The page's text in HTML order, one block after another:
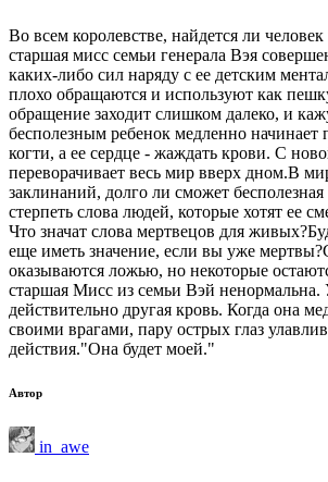
Во всем королевстве, найдется ли
старшая мисс семьи генерала Вэя
каких-либо сил наряду с ее детским
плохо обращаются и используют как
обращение заходит слишком далеко, и
бесполезным ребенок медленно начинает
когти, а ее сердце - жаждать крови. С
переворачивает весь мир вверх дном.В
заклинаний, долго ли сможет
стерпеть слова людей, которые хотят ее
Что значат слова мертвецов для
еще иметь значение, если вы уже
оказываются ложью, но некоторые
старшая Мисс из семьи Вэй ненормальна.
действительно другая кровь. Когда она
своими врагами, пару острых глаз
действия."Она будет моей."
Автор
in_awe